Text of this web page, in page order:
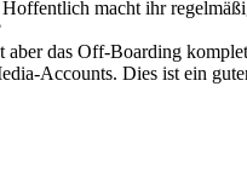
Hoffentlich macht ihr
das Off-Boarding
Accounts. Dies ist ein